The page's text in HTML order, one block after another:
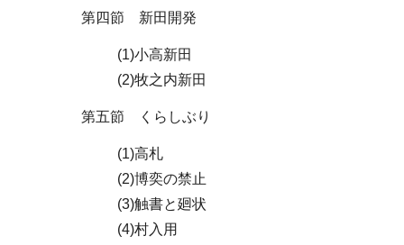
第四節 新田開発
(1)小高新田
(2)牧之内新田
第五節 くらしぶり
(1)高札
(2)博奕の禁止
(3)触書と廻状
(4)村入用